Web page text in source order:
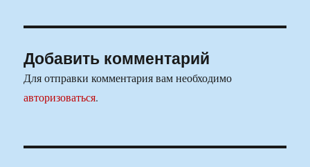
Добавить комментарий
Для отправки комментария вам необходимо
авторизоваться.